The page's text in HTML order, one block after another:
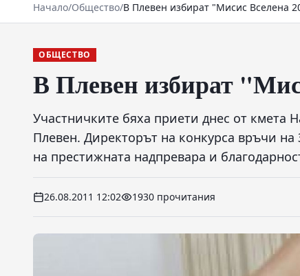
Начало/Общество/В Плевен избират "Мисис Вселена
ОБЩЕСТВО
В Плевен избират
Участничките бяха приети днес от кмета
Плевен. Директорът на конкурса връчи
на престижната надпревара и
26.08.2011 12:02 1930 прочитания